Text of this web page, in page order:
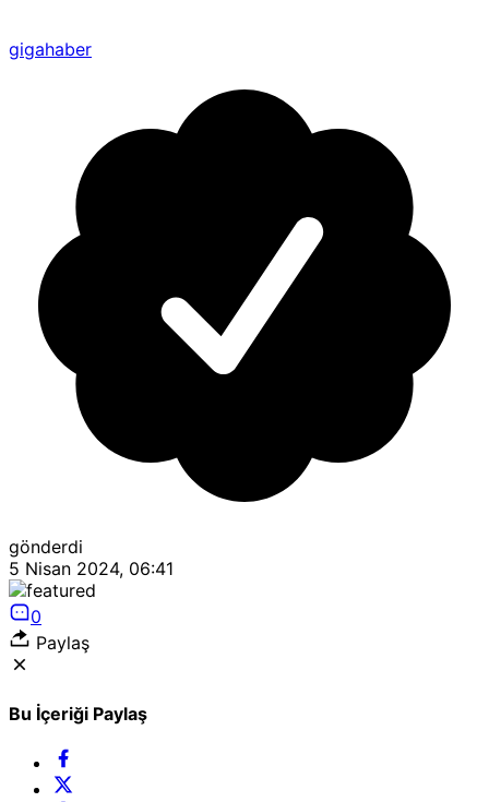
gigahaber
gönderdi
5 Nisan 2024, 06:41
0
Paylaş
Bu İçeriği Paylaş